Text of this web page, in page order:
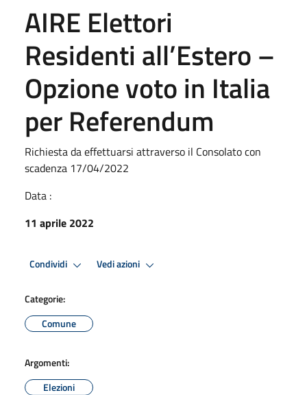
AIRE Elettori
Residenti all’Estero –
Opzione voto in Italia
per Referendum
Richiesta da effettuarsi attraverso il Consolato con
scadenza 17/04/2022
Data :
11 aprile 2022
Condividi Vedi azioni
Categorie:
Comune
Argomenti:
Elezioni